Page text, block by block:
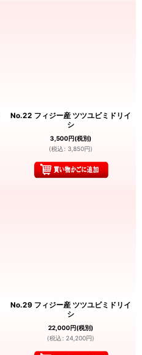
No.22 フィジー産 ツツユビミドリイ
シ
3,500円(税別)
(税込 : 3,850円)
No.29 フィジー産 ツツユビミドリイ
シ
22,000円(税別)
(税込 : 24,200円)